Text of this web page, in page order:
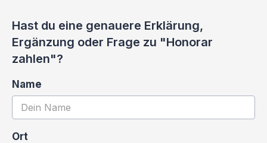
Hast du eine genauere Erklärung,
Ergänzung oder Frage zu "Honorar
zahlen"?
Name
Ort